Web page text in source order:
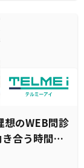
想のWEB問診
合う時間の